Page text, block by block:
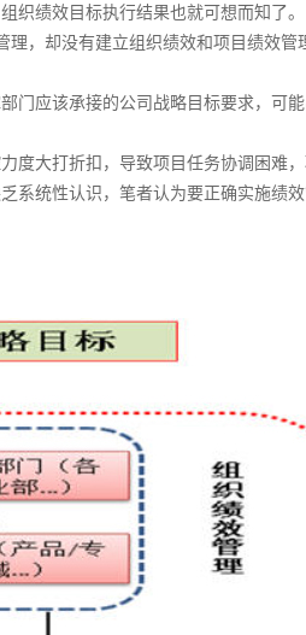
织绩效目标执行结果也就可想而知了。
，却没有建立组织绩效和项目绩效
应该承接的公司战略目标要求，可
大打折扣，导致项目任务协调困难
统性认识，笔者认为要正确实施绩